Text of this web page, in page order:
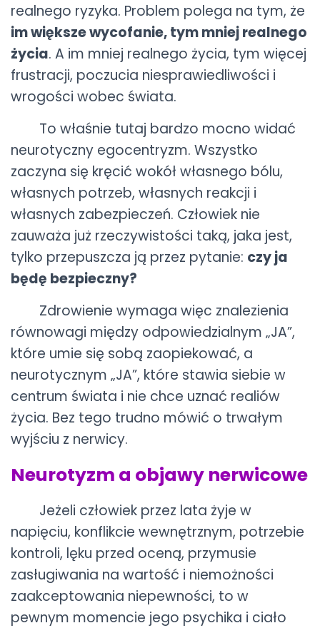
realnego ryzyka. Problem polega na tym, że
im większe wycofanie, tym mniej realnego
życia. A im mniej realnego życia, tym więcej
frustracji, poczucia niesprawiedliwości i
wrogości wobec świata.
To właśnie tutaj bardzo mocno widać
neurotyczny egocentryzm. Wszystko
zaczyna się kręcić wokół własnego bólu,
własnych potrzeb, własnych reakcji i
własnych zabezpieczeń. Człowiek nie
zauważa już rzeczywistości taką, jaka jest,
tylko przepuszcza ją przez pytanie: czy ja
będę bezpieczny?
Zdrowienie wymaga więc znalezienia
równowagi między odpowiedzialnym „JA”,
które umie się sobą zaopiekować, a
neurotycznym „JA”, które stawia siebie w
centrum świata i nie chce uznać realiów
życia. Bez tego trudno mówić o trwałym
wyjściu z nerwicy.
Neurotyzm a objawy nerwicowe
Jeżeli człowiek przez lata żyje w
napięciu, konflikcie wewnętrznym, potrzebie
kontroli, lęku przed oceną, przymusie
zasługiwania na wartość i niemożności
zaakceptowania niepewności, to w
pewnym momencie jego psychika i ciało